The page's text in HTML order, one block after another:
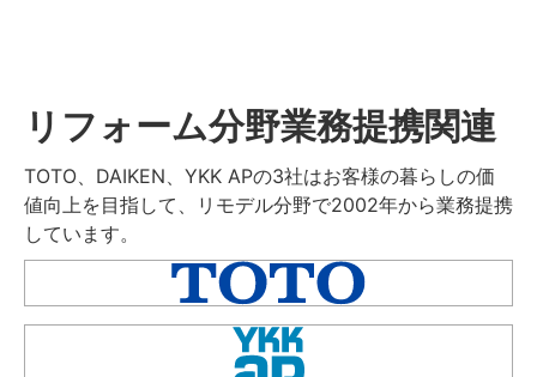
リフォーム分野業務提携関連
TOTO、DAIKEN、YKK APの3社はお客様の暮らしの価
値向上を目指して、リモデル分野で2002年から業務提携
しています。